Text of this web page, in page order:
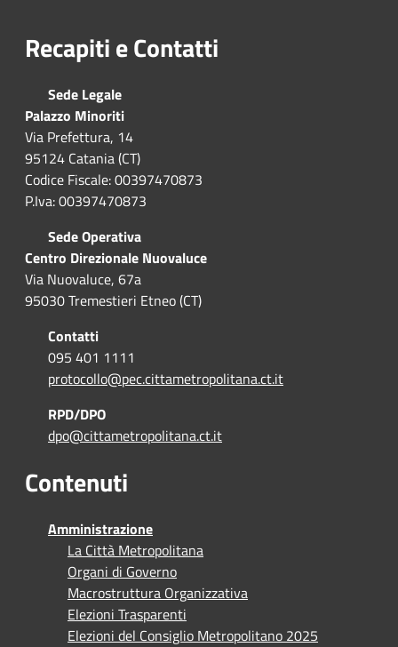
Recapiti e Contatti
Sede Legale
Palazzo Minoriti
Via Prefettura, 14
95124 Catania (CT)
Codice Fiscale: 00397470873
P.Iva: 00397470873
Sede Operativa
Centro Direzionale Nuovaluce
Via Nuovaluce, 67a
95030 Tremestieri Etneo (CT)
Contatti
095 401 1111
protocollo@pec.cittametropolitana.ct.it
RPD/DPO
dpo@cittametropolitana.ct.it
Contenuti
Amministrazione
La Città Metropolitana
Organi di Governo
Macrostruttura Organizzativa
Elezioni Trasparenti
Elezioni del Consiglio Metropolitano 2025